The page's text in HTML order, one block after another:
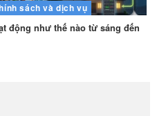
sách và dịch vụ
động như thế nào từ sáng đến